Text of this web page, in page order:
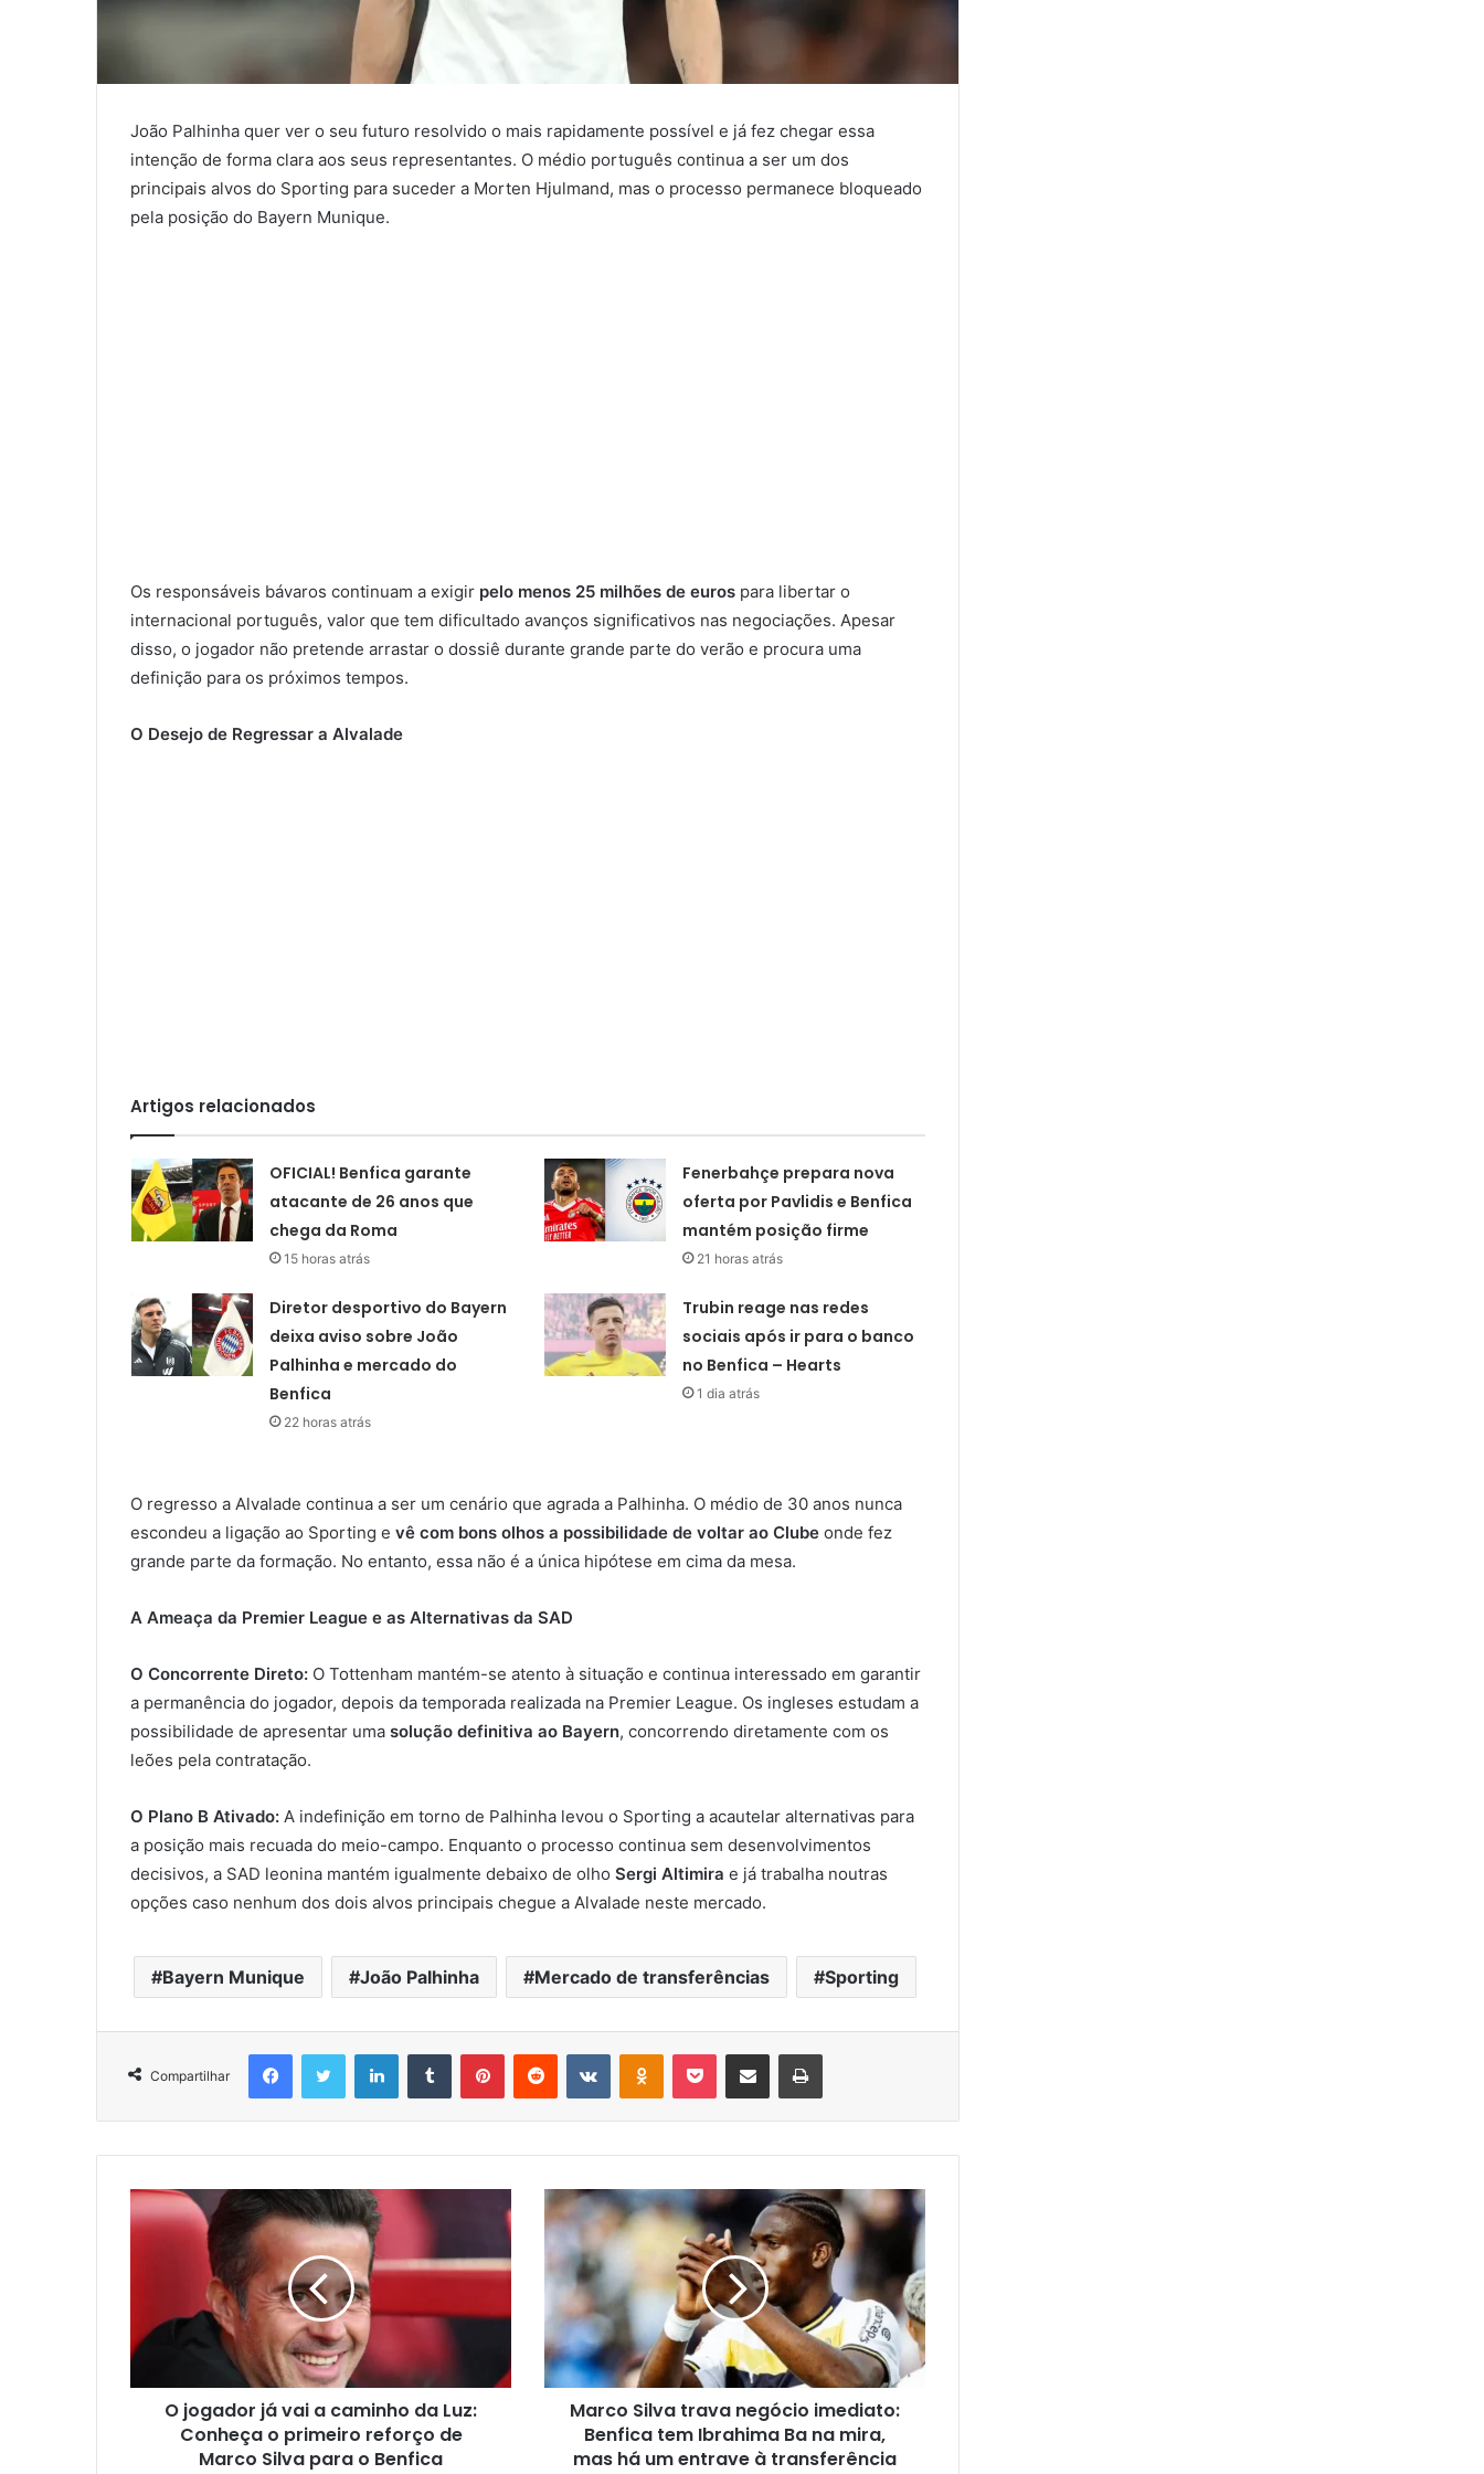
João Palhinha quer ver o seu futuro resolvido o mais rapidamente possível e já fez chegar essa
intenção de forma clara aos seus representantes. O médio português continua a ser um dos
principais alvos do Sporting para suceder a Morten Hjulmand, mas o processo permanece bloqueado
pela posição do Bayern Munique.
Os responsáveis bávaros continuam a exigir pelo menos 25 milhões de euros para libertar o
internacional português, valor que tem dificultado avanços significativos nas negociações. Apesar
disso, o jogador não pretende arrastar o dossiê durante grande parte do verão e procura uma
definição para os próximos tempos.
O Desejo de Regressar a Alvalade
Artigos relacionados
OFICIAL! Benfica garante
atacante de 26 anos que
chega da Roma
15 horas atrás
Fenerbahçe prepara nova
oferta por Pavlidis e Benfica
mantém posição firme
21 horas atrás
Diretor desportivo do Bayern
deixa aviso sobre João
Palhinha e mercado do
Benfica
22 horas atrás
Trubin reage nas redes
sociais após ir para o banco
no Benfica – Hearts
1 dia atrás
O regresso a Alvalade continua a ser um cenário que agrada a Palhinha. O médio de 30 anos nunca
escondeu a ligação ao Sporting e vê com bons olhos a possibilidade de voltar ao Clube onde fez
grande parte da formação. No entanto, essa não é a única hipótese em cima da mesa.
A Ameaça da Premier League e as Alternativas da SAD
O Concorrente Direto: O Tottenham mantém-se atento à situação e continua interessado em garantir
a permanência do jogador, depois da temporada realizada na Premier League. Os ingleses estudam a
possibilidade de apresentar uma solução definitiva ao Bayern, concorrendo diretamente com os
leões pela contratação.
O Plano B Ativado: A indefinição em torno de Palhinha levou o Sporting a acautelar alternativas para
a posição mais recuada do meio-campo. Enquanto o processo continua sem desenvolvimentos
decisivos, a SAD leonina mantém igualmente debaixo de olho Sergi Altimira e já trabalha noutras
opções caso nenhum dos dois alvos principais chegue a Alvalade neste mercado.
Bayern Munique João Palhinha Mercado de transferências Sporting
Compartilhar
FacebookTwitter LinkedinTumblr PinterestReddit VK OK Pocket Compartilhar via e-mail Imprimir
O jogador já vai a caminho da Luz:
Conheça o primeiro reforço de
Marco Silva para o Benfica
Marco Silva trava negócio imediato:
Benfica tem Ibrahima Ba na mira,
mas há um entrave à transferência